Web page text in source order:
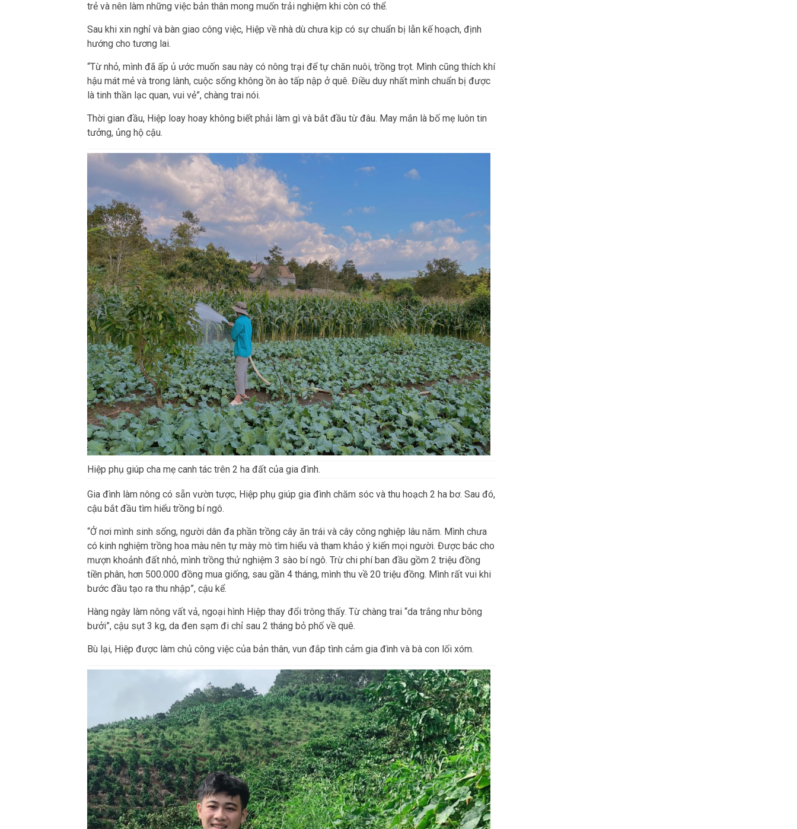
trẻ và nên làm những việc bản thân mong muốn trải nghiệm khi còn có thể.
Sau khi xin nghỉ và bàn giao công việc, Hiệp về nhà dù chưa kịp có sự chuẩn bị lẫn kế hoạch, định
hướng cho tương lai.
“Từ nhỏ, mình đã ấp ủ ước muốn sau này có nông trại để tự chăn nuôi, trồng trọt. Mình cũng thích khí
hậu mát mẻ và trong lành, cuộc sống không ồn ào tấp nập ở quê. Điều duy nhất mình chuẩn bị được
là tinh thần lạc quan, vui vẻ”, chàng trai nói.
Thời gian đầu, Hiệp loay hoay không biết phải làm gì và bắt đầu từ đâu. May mắn là bố mẹ luôn tin
tưởng, ủng hộ cậu.
Hiệp phụ giúp cha mẹ canh tác trên 2 ha đất của gia đình.
Gia đình làm nông có sẵn vườn tược, Hiệp phụ giúp gia đình chăm sóc và thu hoạch 2 ha bơ. Sau đó,
cậu bắt đầu tìm hiểu trồng bí ngô.
“Ở nơi mình sinh sống, người dân đa phần trồng cây ăn trái và cây công nghiệp lâu năm. Mình chưa
có kinh nghiệm trồng hoa màu nên tự mày mò tìm hiểu và tham khảo ý kiến mọi người. Được bác cho
mượn khoảnh đất nhỏ, mình trồng thử nghiệm 3 sào bí ngô. Trừ chi phí ban đầu gồm 2 triệu đồng
tiền phân, hơn 500.000 đồng mua giống, sau gần 4 tháng, mình thu về 20 triệu đồng. Mình rất vui khi
bước đầu tạo ra thu nhập”, cậu kể.
Hàng ngày làm nông vất vả, ngoại hình Hiệp thay đổi trông thấy. Từ chàng trai “da trắng như bông
bưởi”, cậu sụt 3 kg, da đen sạm đi chỉ sau 2 tháng bỏ phố về quê.
Bù lại, Hiệp được làm chủ công việc của bản thân, vun đắp tình cảm gia đình và bà con lối xóm.